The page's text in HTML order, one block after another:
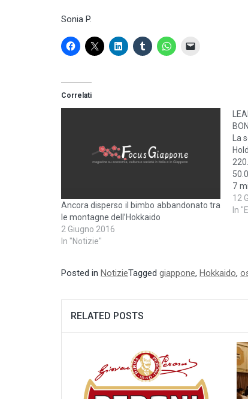
Sonia P.
Correlati
Ancora disperso il bimbo abbandonato tra
le montagne dell’Hokkaido
2 Giugno 2016
In "Notizie"
La
7
e il
12
In
Posted in NotizieTagged giappone, Hokkaido,
RELATED POSTS